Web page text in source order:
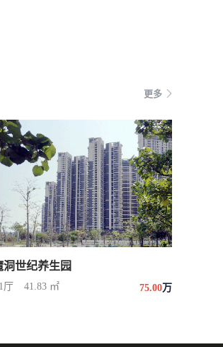
更多
洞世纪养生园
厅 41.83 ㎡ 75.00万